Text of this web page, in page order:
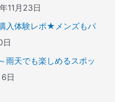
11月23日
入体験レポ★メンズもパ
日
雨天でも楽しめるスポッ
日